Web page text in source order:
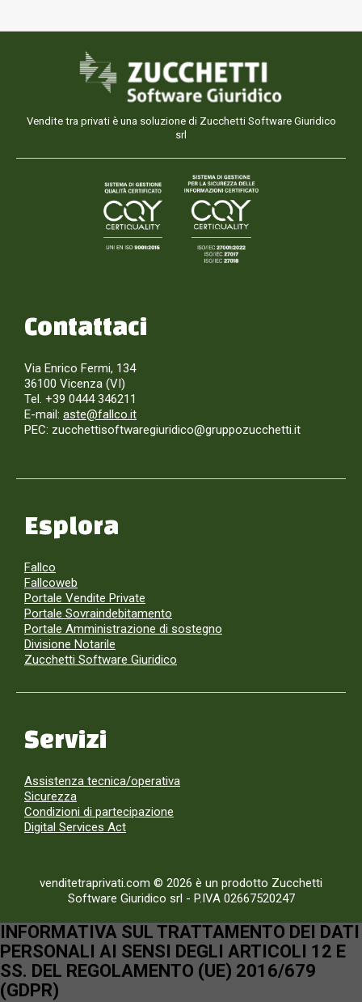
Vendite tra privati è una soluzione di Zucchetti Software Giuridico
srl
Contattaci
Via Enrico Fermi, 134
36100 Vicenza (VI)
Tel. +39 0444 346211
E-mail: aste@fallco.it
PEC: zucchettisoftwaregiuridico@gruppozucchetti.it
Esplora
Fallco
Fallcoweb
Portale Vendite Private
Portale Sovraindebitamento
Portale Amministrazione di sostegno
Divisione Notarile
Zucchetti Software Giuridico
Servizi
Assistenza tecnica/operativa
Sicurezza
Condizioni di partecipazione
Digital Services Act
venditetraprivati.com © 2026 è un prodotto Zucchetti
Software Giuridico srl - P.IVA 02667520247
INFORMATIVA SUL TRATTAMENTO DEI DATI
PERSONALI AI SENSI DEGLI ARTICOLI 12 E
SS. DEL REGOLAMENTO (UE) 2016/679
(GDPR)